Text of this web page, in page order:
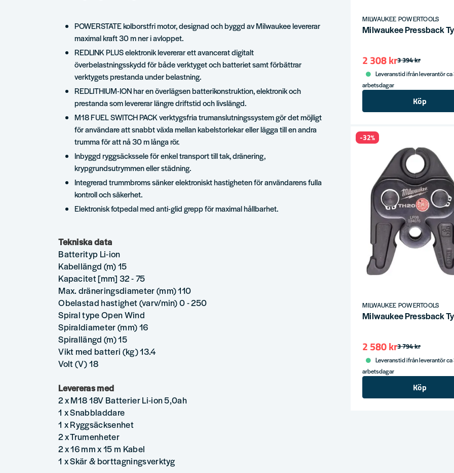
POWERSTATE kolborstfri motor, designad och byggd av Milwaukee levererar
maximal kraft 30 m ner i avloppet.
REDLINK PLUS elektronik levererar ett avancerat digitalt
överbelastningsskydd för både verktyget och batteriet samt förbättrar
verktygets prestanda under belastning.
REDLITHIUM-ION har en överlägsen batterikonstruktion, elektronik och
prestanda som levererar längre driftstid och livslängd.
M18 FUEL SWITCH PACK verktygsfria trumanslutningssystem gör det möjligt
för användare att snabbt växla mellan kabelstorlekar eller lägga till en andra
trumma för att nå 30 m långa rör.
Inbyggd ryggsäckssele för enkel transport till tak, dränering,
krypgrundsutrymmen eller städning.
Integrerad trummbroms sänker elektroniskt hastigheten för användarens fulla
kontroll och säkerhet.
Elektronisk fotpedal med anti-glid grepp för maximal hållbarhet.
Tekniska data
Batterityp Li-ion
Kabellängd (m) 15
Kapacitet [mm] 32 - 75
Max. dräneringsdiameter (mm) 110
Obelastad hastighet (varv/min) 0 - 250
Spiral type Open Wind
Spiraldiameter (mm) 16
Spirallängd (m) 15
Vikt med batteri (kg) 13.4
Volt (V) 18
Levereras med
2 x M18 18V Batterier Li-ion 5,0ah
1 x Snabbladdare
1 x Ryggsäcksenhet
2 x Trumenheter
2 x 16 mm x 15 m Kabel
1 x Skär & borttagningsverktyg
MILWAUKEE POWERTOOLS
Milwaukee Pressback
3 394 kr
2 308 kr
Leveranstid ifrån leverantör ca
arbetsdagar
Köp
MILWAUKEE POWERTOOLS
Milwaukee Pressback
3 794 kr
2 580 kr
Leveranstid ifrån leverantör ca
arbetsdagar
Köp
-32%